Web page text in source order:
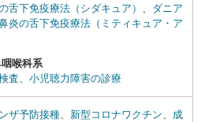
舌下免疫療法（シダキュア）
ダニア
炎の舌下免疫療法（ミティキュア・ア
喉科系
査
小児聴力障害の診療
ザ予防接種 新型コロナワクチン
成